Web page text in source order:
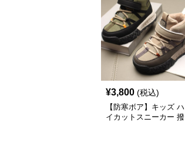
¥3,800 (税込)
【防寒ボア】キッズ ハ
イカットスニーカー 撥